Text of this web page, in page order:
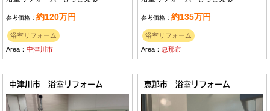
参考価格：約120万円
浴室リフォーム
Area：中津川市
参考価格：約135万円
浴室リフォーム
Area：恵那市
中津川市 浴室リフォーム 恵那市 浴室リフォーム